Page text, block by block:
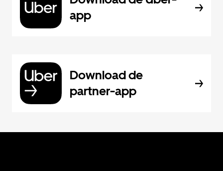
app
Download de
partner-app